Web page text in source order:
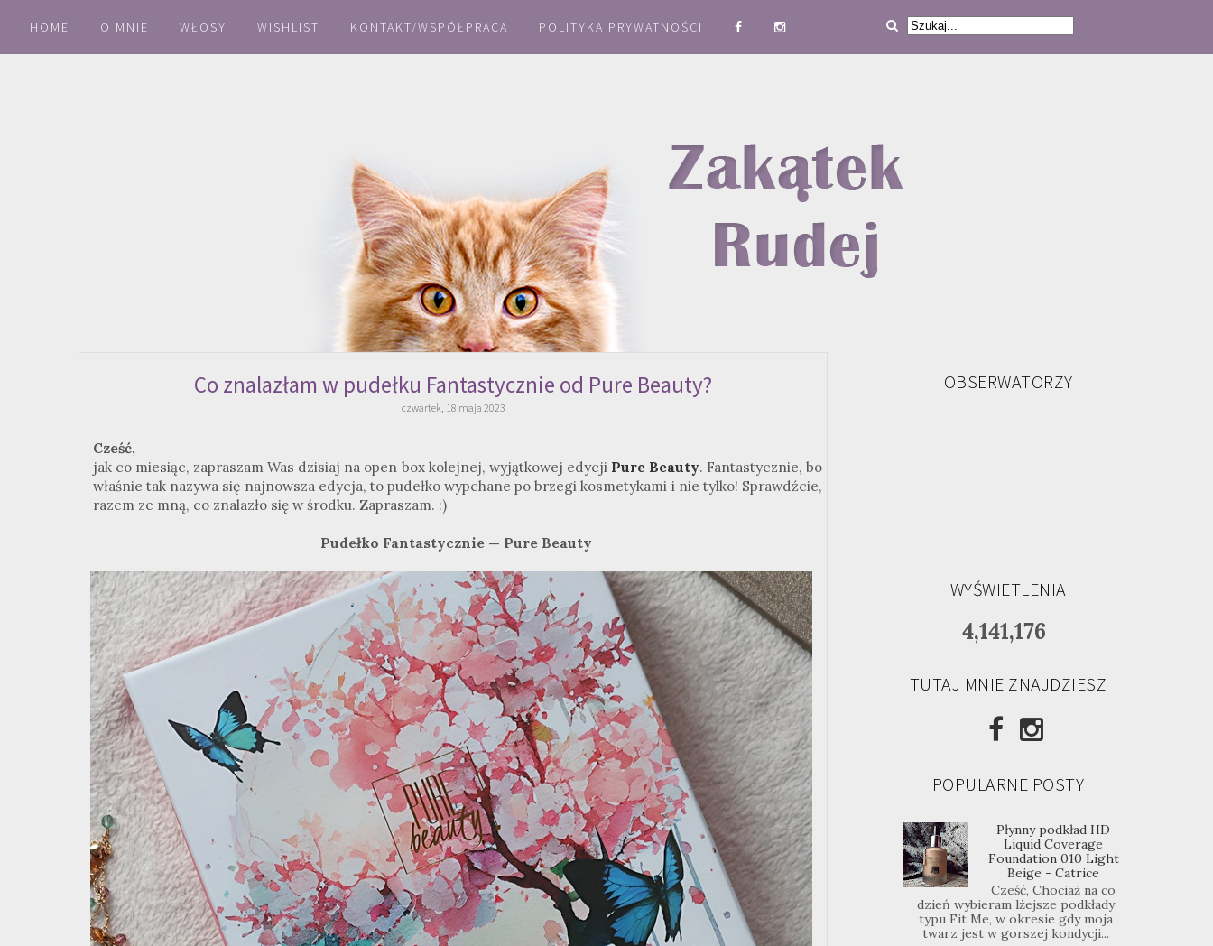
HOME O MNIE WŁOSY WISHLIST KONTAKT/WSPÓŁPRACA POLITYKA PRYWATNOŚCI
Co znalazłam w pudełku Fantastycznie od Pure Beauty?
czwartek, 18 maja 2023
Cześć,
jak co miesiąc, zapraszam Was dzisiaj na open box kolejnej, wyjątkowej edycji Pure Beauty. Fantastycznie, bo
właśnie tak nazywa się najnowsza edycja, to pudełko wypchane po brzegi kosmetykami i nie tylko! Sprawdźcie,
razem ze mną, co znalazło się w środku. Zapraszam. :)
Pudełko Fantastycznie — Pure Beauty
OBSERWATORZY
WYŚWIETLENIA
4,141,176
TUTAJ MNIE ZNAJDZIESZ
POPULARNE POSTY
Płynny podkład HD
Liquid Coverage
Foundation 010 Light
Beige - Catrice
Cześć, Chociaż na co
dzień wybieram lżejsze podkłady
typu Fit Me, w okresie gdy moja
twarz jest w gorszej kondycji...